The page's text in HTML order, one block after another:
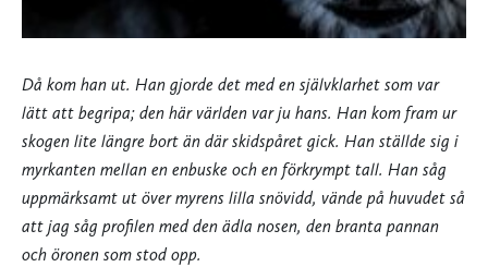
Då kom han ut. Han gjorde det med en självklarhet som var
lätt att begripa; den här världen var ju hans. Han kom fram ur
skogen lite längre bort än där skidspåret gick. Han ställde sig i
myrkanten mellan en enbuske och en förkrympt tall. Han såg
uppmärksamt ut över myrens lilla snövidd, vände på huvudet så
att jag såg profilen med den ädla nosen, den branta pannan
och öronen som stod opp.